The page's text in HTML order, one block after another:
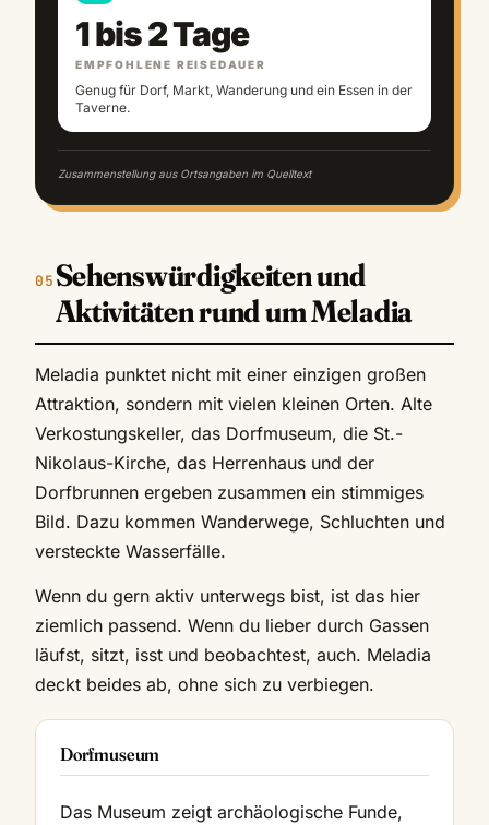
1 bis 2 Tage
EMPFOHLENE REISEDAUER
Genug für Dorf, Markt, Wanderung und ein Essen in der
Taverne.
Zusammenstellung aus Ortsangaben im Quelltext
Sehenswürdigkeiten und
Aktivitäten rund um Meladia
Meladia punktet nicht mit einer einzigen großen
Attraktion, sondern mit vielen kleinen Orten. Alte
Verkostungskeller, das Dorfmuseum, die St.-
Nikolaus-Kirche, das Herrenhaus und der
Dorfbrunnen ergeben zusammen ein stimmiges
Bild. Dazu kommen Wanderwege, Schluchten und
versteckte Wasserfälle.
Wenn du gern aktiv unterwegs bist, ist das hier
ziemlich passend. Wenn du lieber durch Gassen
läufst, sitzt, isst und beobachtest, auch. Meladia
deckt beides ab, ohne sich zu verbiegen.
Dorfmuseum
Das Museum zeigt archäologische Funde,